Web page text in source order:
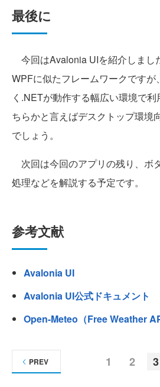
最後に
今回はAvalonia UIを紹介しまし
WPFに似たフレームワークです
く.NETが動作する幅広い環境で
ちらかと言えばデスクトップ環境
でしょう。
次回は今回のアプリの残り、ボ
処理などを解説する予定です。
参考文献
Avalonia UI
Avalonia UI公式ドキュメント
Open-Meteo（Free Weather
1 2 3
PREV